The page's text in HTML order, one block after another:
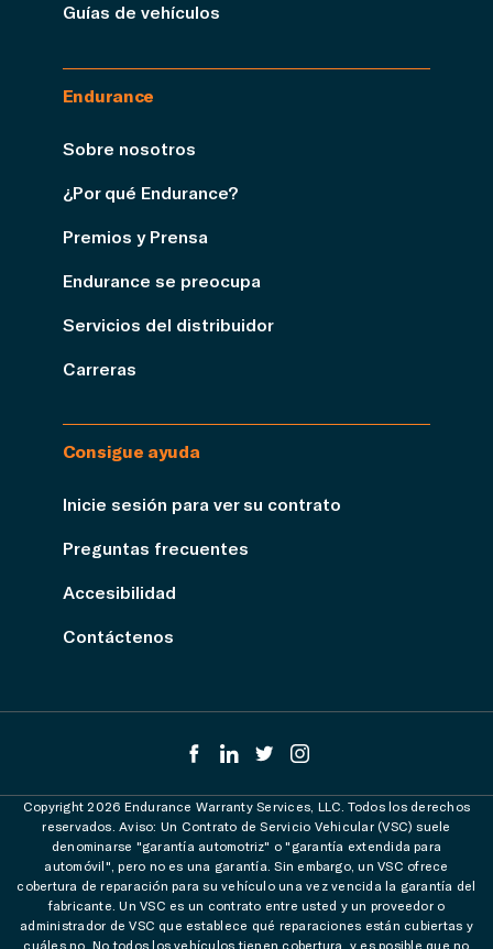
Guías de vehículos
Endurance
Sobre nosotros
¿Por qué Endurance?
Premios y Prensa
Endurance se preocupa
Servicios del distribuidor
Carreras
Consigue ayuda
Inicie sesión para ver su contrato
Preguntas frecuentes
Accesibilidad
Contáctenos
Copyright 2026 Endurance Warranty Services, LLC. Todos los derechos
reservados. Aviso: Un Contrato de Servicio Vehicular (VSC) suele
denominarse "garantía automotriz" o "garantía extendida para
automóvil", pero no es una garantía. Sin embargo, un VSC ofrece
cobertura de reparación para su vehículo una vez vencida la garantía del
fabricante. Un VSC es un contrato entre usted y un proveedor o
administrador de VSC que establece qué reparaciones están cubiertas y
cuáles no. No todos los vehículos tienen cobertura, y es posible que no